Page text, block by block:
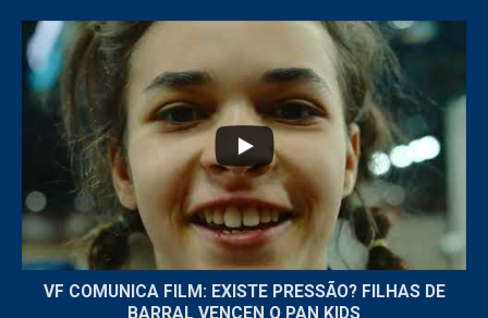
...
32
VF COMUNICA FILM: EXISTE PRESSÃO? FILHAS DE
BARRAL VENCEN O PAN KIDS